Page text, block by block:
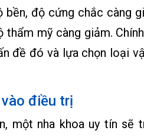
độ cứng chắc càng
mỹ càng giảm.
đề đó và lựa chọn loại
điều trị
một nha khoa uy tín sẽ